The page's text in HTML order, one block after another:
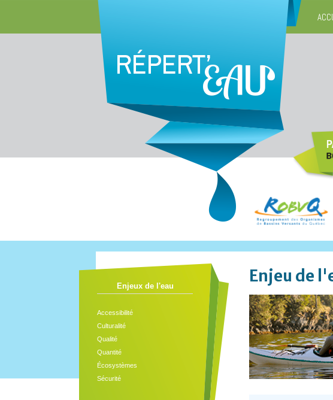
Enjeux de l'eau
Accessibilité
Culturalité
Qualité
Quantité
Écosystèmes
Sécurité
Enjeu de